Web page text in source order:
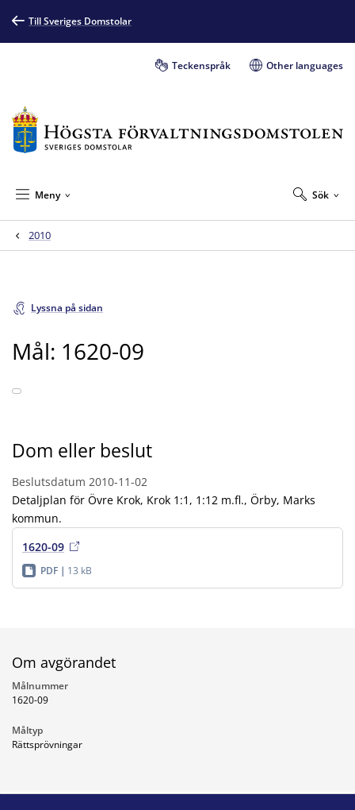
Till Sveriges Domstolar
Teckenspråk Other languages
Sök
Meny
2010
Lyssna på sidan
Mål: 1620-09
Dom eller beslut
Beslutsdatum 2010-11-02
Detaljplan för Övre Krok, Krok 1:1, 1:12 m.fl., Örby, Marks
kommun.
1620-09
PDF 13 kB
Om avgörandet
Målnummer
1620-09
Måltyp
Rättsprövningar